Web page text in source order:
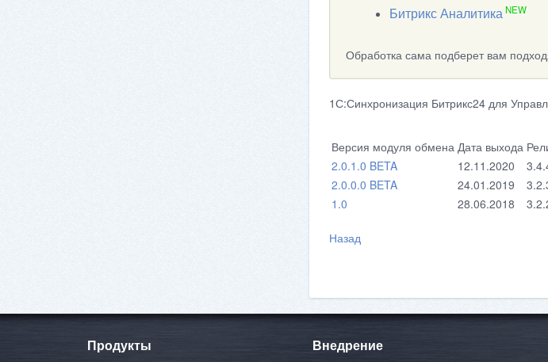
Битрикс Аналитика NEW
Обработка сама подберет вам
1С:Синхронизация Битрикс24 для
Версия модуля обмена Дата выхода
2.0.1.0 BETA
12.11.2020
2.0.0.0 BETA
24.01.2019
1.0
28.06.2018
Назад
Продукты Внедрение